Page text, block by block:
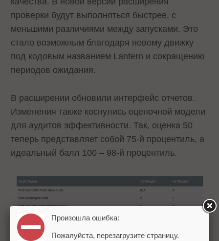
проверки будут выполняться быстрее, с
меньшими различиями между запусками. Это
стало возможным благодаря новому движку
под кодовым названием Lantern и сокращению
периодов ожидания.
В расширении обновили интерфейс отчетов.
Изменения также коснулись оценочной модели
для аудитов эффективности. Так, оценка 50
теперь представляет собой 75-й процентиль, а
идеальный балл 100 – 98-й процентиль.
Произошла ошибка:
Пожалуйста, перезагрузите страницу.